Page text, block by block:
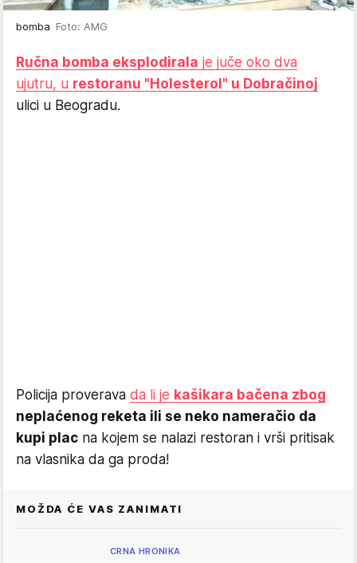
bomba Foto: AMG
Ručna bomba eksplodirala je juče oko dva
ujutru, u restoranu "Holesterol" u Dobračinoj
ulici u Beogradu.
Policija proverava da li je kašikara bačena zbog
neplaćenog reketa ili se neko nameračio da
kupi plac na kojem se nalazi restoran i vrši pritisak
na vlasnika da ga proda!
MOŽDA ĆE VAS ZANIMATI
CRNA HRONIKA